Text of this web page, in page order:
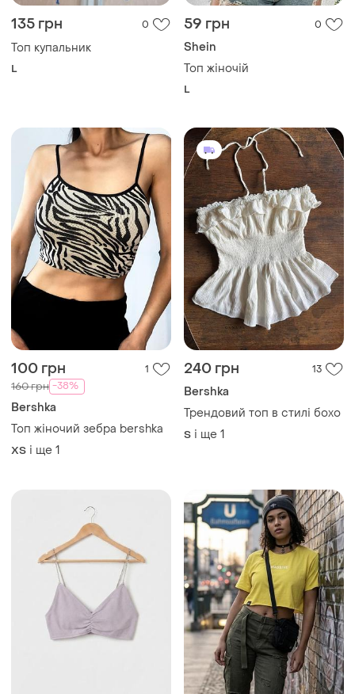
135 грн 0
Топ купальник
L
59 грн 0
Shein
Топ жіночій
L
100 грн 1
160 грн -38%
Bershka
Топ жіночий зебра bershka
ХS і ще 1
240 грн 13
Bershka
Трендовий топ в стилі бохо
S і ще 1